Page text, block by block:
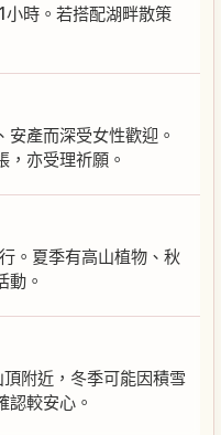
時。若搭配湖畔散策
產而深受女性歡迎。
，亦受理祈願。
。夏季有高山植物、秋
動。
附近，冬季可能因積雪
認較安心。